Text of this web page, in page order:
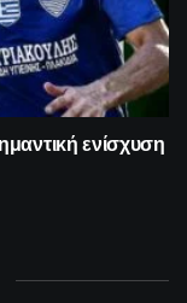
ενίσχυση